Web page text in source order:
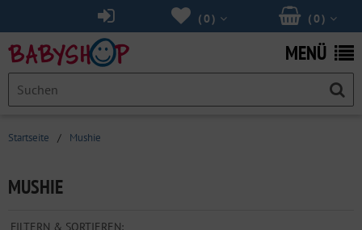
(0 )
(0 )
MENÜ
Startseite / Mushie
MUSHIE
FILTERN & SORTIEREN: